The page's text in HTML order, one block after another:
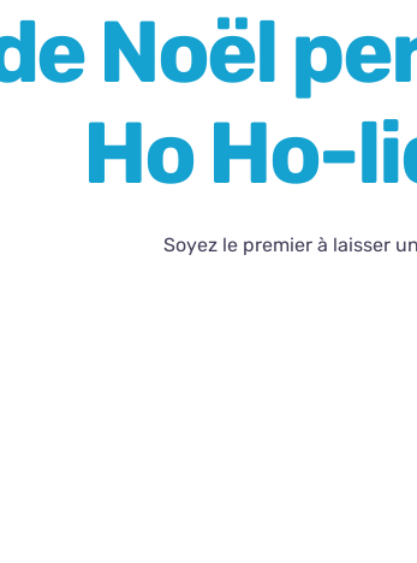
Noël
Ho Ho-
Soyez le premier à laisser